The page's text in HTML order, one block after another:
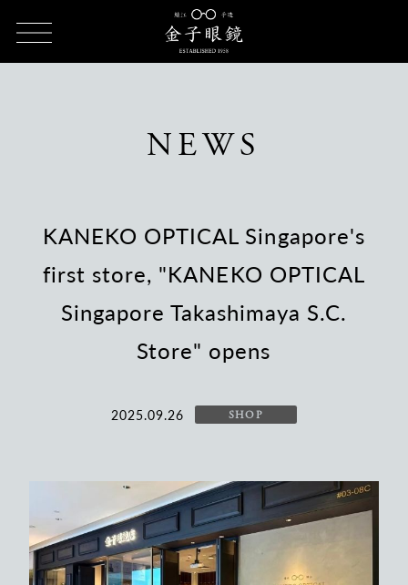
KANEKO OPTICAL Singapore's first store,
"KANEKO OPTICAL Singapore Takashimaya S.C. Store" opens
NEWS
KANEKO OPTICAL Singapore's
first store, "KANEKO OPTICAL
Singapore Takashimaya S.C.
Store" opens
2025.09.26 SHOP